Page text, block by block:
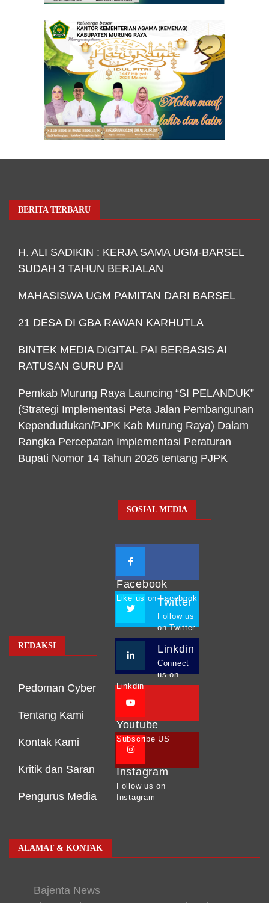
BERITA TERBARU
H. ALI SADIKIN : KERJA SAMA UGM-BARSEL
SUDAH 3 TAHUN BERJALAN
MAHASISWA UGM PAMITAN DARI BARSEL
21 DESA DI GBA RAWAN KARHUTLA
BINTEK MEDIA DIGITAL PAI BERBASIS AI
RATUSAN GURU PAI
Pemkab Murung Raya Launcing “SI PELANDUK”
(Strategi Implementasi Peta Jalan Pembangunan
Kependudukan/PJPK Kab Murung Raya) Dalam
Rangka Percepatan Implementasi Peraturan
Bupati Nomor 14 Tahun 2026 tentang PJPK
REDAKSI
Pedoman Cyber
Tentang Kami
Kontak Kami
Kritik dan Saran
Pengurus Media
SOSIAL MEDIA
Facebook
Like us on Facebook
Twitter
Follow us
on Twitter
Linkdin
Connect
us on
Linkdin
Youtube
Subscribe US
Instagram
Follow us on
Instagram
ALAMAT & KONTAK
Bajenta News